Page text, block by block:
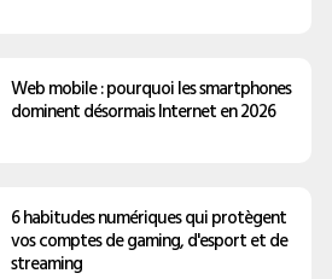
Web mobile : pourquoi les smartphones
dominent désormais Internet en 2026
6 habitudes numériques qui protègent
vos comptes de gaming, d'esport et de
streaming